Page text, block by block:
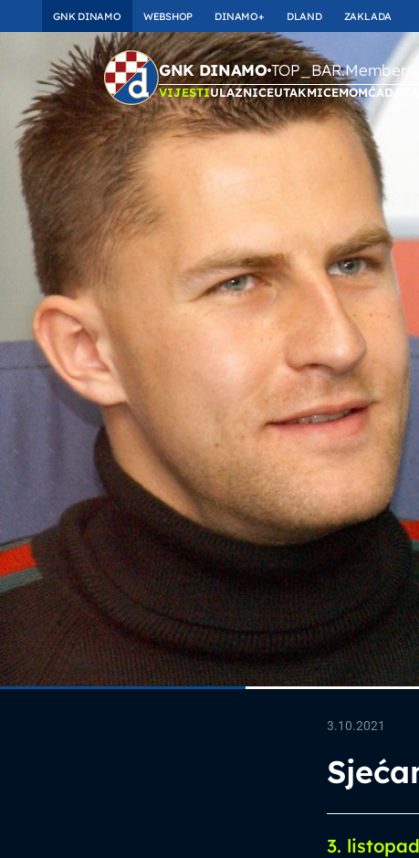
GNK DINAMO WEBSHOP DINAMO+ DLAND ZAKLADA
GNK DINAMO
VIJESTIULAZNICEUTAKMICEMOMČAD
3.10.2021
3.